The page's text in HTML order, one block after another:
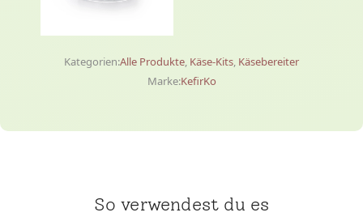
Kategorien:Alle Produkte Käse-Kits Käsebereiter
Marke:KefirKo
So verwendest du es